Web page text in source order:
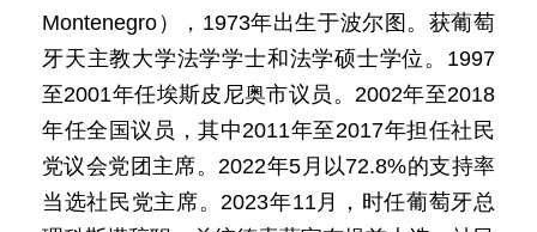
Montenegro），1973年出生于波尔图。获葡萄
牙天主教大学法学学士和法学硕士学位。1997
至2001年任埃斯皮尼奥市议员。2002年至2018
年任全国议员，其中2011年至2017年担任社民
党议会党团主席。2022年5月以72.8%的支持率
当选社民党主席。2023年11月，时任葡萄牙总